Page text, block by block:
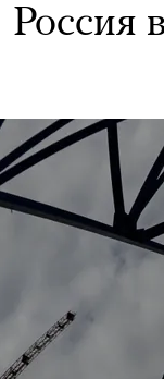
Россия